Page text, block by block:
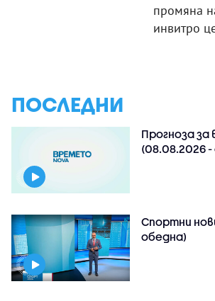
промяна
инвитро
ПОСЛЕДНИ
Прогноза
(08.08.2026
Спортни
обедна)